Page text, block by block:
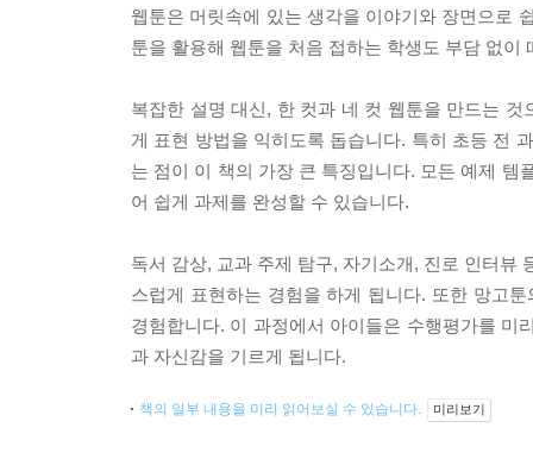
웹툰은 머릿속에 있는 생각을 이야기와 장면으로
툰을 활용해 웹툰을 처음 접하는 학생도 부담 없
복잡한 설명 대신, 한 컷과 네 컷 웹툰을 만드는
게 표현 방법을 익히도록 돕습니다. 특히 초등 전
는 점이 이 책의 가장 큰 특징입니다. 모든 예제 템
어 쉽게 과제를 완성할 수 있습니다.
독서 감상, 교과 주제 탐구, 자기소개, 진로 인터뷰
스럽게 표현하는 경험을 하게 됩니다. 또한 망고
경험합니다. 이 과정에서 아이들은 수행평가를 미
과 자신감을 기르게 됩니다.
책의 일부 내용을 미리 읽어보실 수 있습니다. 미리보기